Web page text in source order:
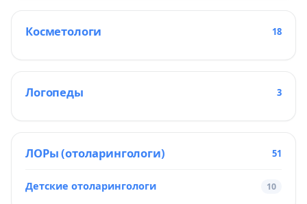
Косметологи 18
Логопеды 3
ЛОРы (отоларингологи) 51
Детские отоларингологи 10